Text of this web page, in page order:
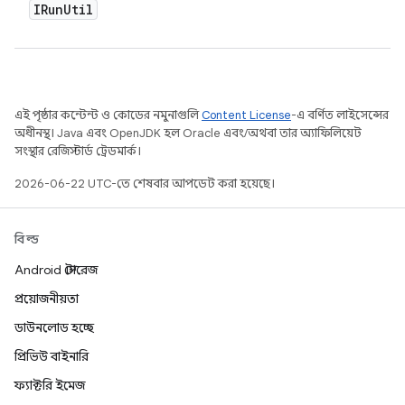
IRunUtil
এই পৃষ্ঠার কন্টেন্ট ও কোডের নমুনাগুলিContent License-এ বর্ণিত লাইসেন্সের
অধীনস্থ। Java এবং OpenJDK হল Oracle এবং/অথবা তার অ্যাফিলিয়েট
সংস্থার রেজিস্টার্ড ট্রেডমার্ক।
2026-06-22 UTC-তে শেষবার আপডেট করা হয়েছে।
বিল্ড
Android স্টোরেজ
প্রয়োজনীয়তা
ডাউনলোড হচ্ছে
প্রিভিউ বাইনারি
ফ্যাক্টরি ইমেজ